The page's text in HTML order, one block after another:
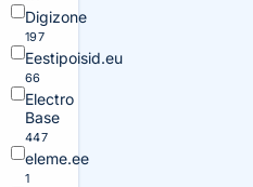
Digizone
197
Eestipoisid.eu
66
Electro
Base
447
eleme.ee
1